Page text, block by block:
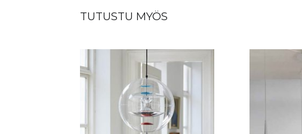
TUTUSTU MYÖS